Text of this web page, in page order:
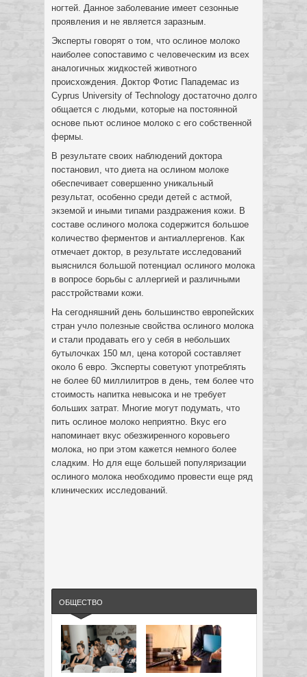
ногтей. Данное заболевание имеет сезонные
проявления и не является заразным.
Эксперты говорят о том, что ослиное молоко
наиболее сопоставимо с человеческим из всех
аналогичных жидкостей животного
происхождения. Доктор Фотис Пападемас из
Cyprus University of Technology достаточно долго
общается с людьми, которые на постоянной
основе пьют ослиное молоко с его собственной
фермы.
В результате своих наблюдений доктора
постановил, что диета на ослином молоке
обеспечивает совершенно уникальный
результат, особенно среди детей с астмой,
экземой и иными типами раздражения кожи. В
составе ослиного молока содержится большое
количество ферментов и антиаллергенов. Как
отмечает доктор, в результате исследований
выяснился большой потенциал ослиного молока
в вопросе борьбы с аллергией и различными
расстройствами кожи.
На сегодняшний день большинство европейских
стран учло полезные свойства ослиного молока
и стали продавать его у себя в небольших
бутылочках 150 мл, цена которой составляет
около 6 евро. Эксперты советуют употреблять
не более 60 миллилитров в день, тем более что
стоимость напитка невысока и не требует
больших затрат. Многие могут подумать, что
пить ослиное молоко неприятно. Вкус его
напоминает вкус обезжиренного коровьего
молока, но при этом кажется немного более
сладким. Но для еще большей популяризации
ослиного молока необходимо провести еще ряд
клинических исследований.
ОБЩЕСТВО